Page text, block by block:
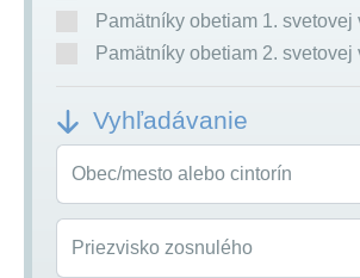
Pamätníky obetiam 1. svetovej
Pamätníky obetiam 2. svetovej
Vyhľadávanie
Obec/mesto alebo cintorín
Priezvisko zosnulého